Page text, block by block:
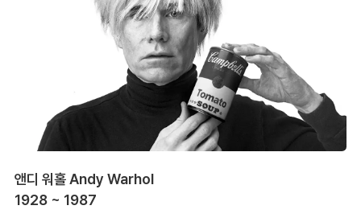
앤디 워홀 Andy Warhol
1928 ~ 1987